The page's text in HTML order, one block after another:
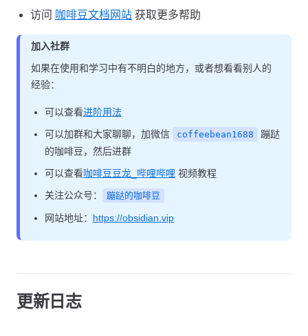
访问 咖啡豆文档网站 获取更多帮助
加入社群
如果在使用和学习中有不明白的地方，或者想看看别人的
经验：
可以查看进阶用法
可以加群和大家聊聊，加微信
coffeebean1688
蹦跶
的咖啡豆，然后进群
可以查看咖啡豆豆龙_哔哩哔哩 视频教程
关注公众号：
蹦跶的咖啡豆
网站地址： https://obsidian.vip
更新日志